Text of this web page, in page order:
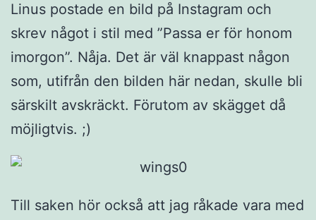
Linus postade en bild på Instagram och
skrev något i stil med ”Passa er för honom
imorgon”. Nåja. Det är väl knappast någon
som, utifrån den bilden här nedan, skulle bli
särskilt avskräckt. Förutom av skägget då
möjligtvis. ;)
Till saken hör också att jag råkade vara med